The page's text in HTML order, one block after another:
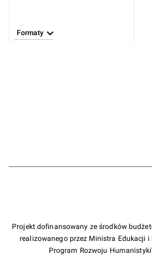
Formaty
Projekt dofinansowany ze środków
realizowanego przez Ministra Edukacji
Program Rozwoju